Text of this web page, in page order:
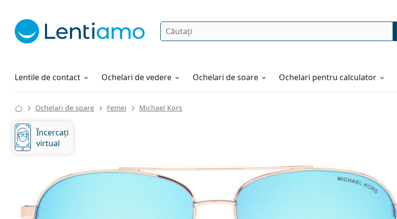
Căutare
Lentile de contact
Soluții Ochelari de vedere Ochelari de soare Ochelari pentru calculator
Cum comandați
Ochelari de soare Femei Michael Kors
Încercați
virtual